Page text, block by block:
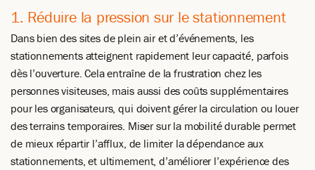
1. Réduire la pression sur le stationnement
Dans bien des sites de plein air et d’événements, les
stationnements atteignent rapidement leur capacité, parfois
dès l’ouverture. Cela entraîne de la frustration chez les
personnes visiteuses, mais aussi des coûts supplémentaires
pour les organisateurs, qui doivent gérer la circulation ou louer
des terrains temporaires. Miser sur la mobilité durable permet
de mieux répartir l’afflux, de limiter la dépendance aux
stationnements, et ultimement, d’améliorer l’expérience des